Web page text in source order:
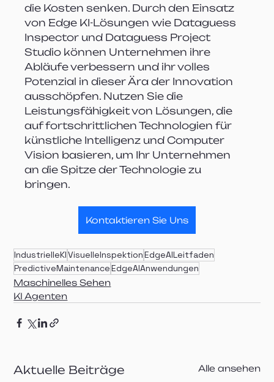
die Kosten senken. Durch den Einsatz
von Edge KI-Lösungen wie Dataguess
Inspector und Dataguess Project
Studio können Unternehmen ihre
Abläufe verbessern und ihr volles
Potenzial in dieser Ära der Innovation
ausschöpfen. Nutzen Sie die
Leistungsfähigkeit von Lösungen, die
auf fortschrittlichen Technologien für
künstliche Intelligenz und Computer
Vision basieren, um Ihr Unternehmen
an die Spitze der Technologie zu
bringen.
Kontaktieren Sie Uns
IndustrielleKIVisuelleInspektionEdgeAILeitfaden
PredictiveMaintenanceEdgeAIAnwendungen
Maschinelles Sehen
KI Agenten
Aktuelle Beiträge Alle ansehen